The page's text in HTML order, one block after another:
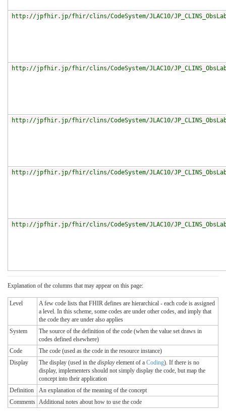
http://jpfhir.jp/fhir/clins/CodeSystem/JLAC10/
http://jpfhir.jp/fhir/clins/CodeSystem/JLAC10/
http://jpfhir.jp/fhir/clins/CodeSystem/JLAC10/
http://jpfhir.jp/fhir/clins/CodeSystem/JLAC10/
http://jpfhir.jp/fhir/clins/CodeSystem/JLAC10/
Explanation of the columns that may appear on this page:
Level
A few code lists that FHIR defines are hierarchical - each code is assigned
a level. In this scheme, some codes are under other codes, and imply that
the code they are under also applies
System
The source of the definition of the code (when the value set draws in
codes defined elsewhere)
Code
The code (used as the code in the resource instance)
Display
The display (used in the displayelement of a Coding). If there is no
display, implementers should not simply display the code, but map the
concept into their application
Definition
An explanation of the meaning of the concept
Comments Additional notes about how to use the code